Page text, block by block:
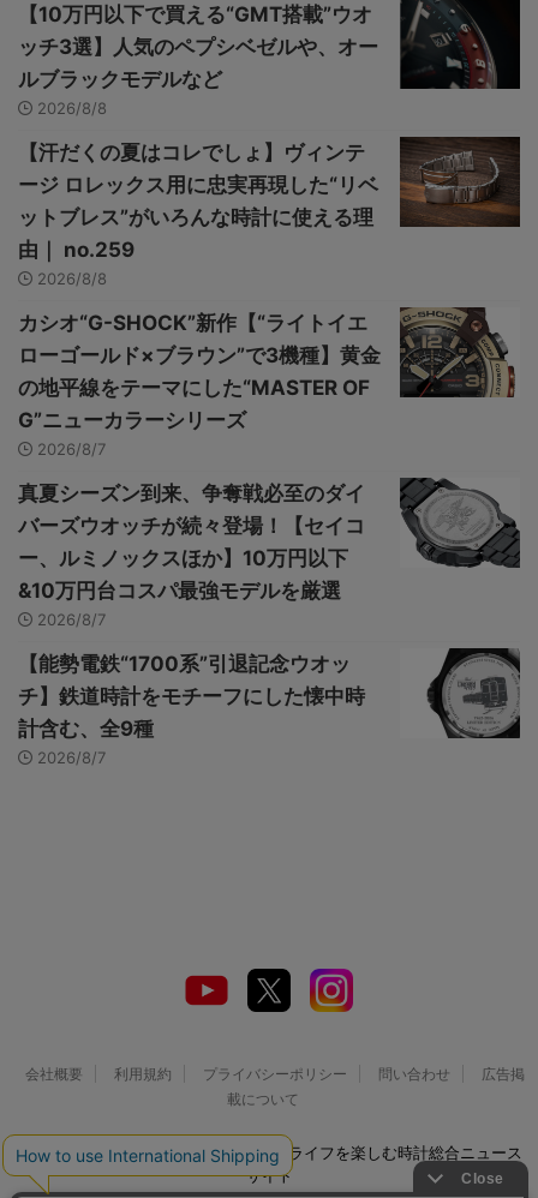
【10万円以下で買える“GMT搭載”ウオ
ッチ3選】人気のペプシベゼルや、オー
ルブラックモデルなど
2026/8/8
【汗だくの夏はコレでしょ】ヴィンテ
ージ ロレックス用に忠実再現した“リベ
ットブレス”がいろんな時計に使える理
由｜ no.259
2026/8/8
カシオ“G-SHOCK”新作【“ライトイエ
ローゴールド×ブラウン”で3機種】黄金
の地平線をテーマにした“MASTER OF
G”ニューカラーシリーズ
2026/8/7
真夏シーズン到来、争奪戦必至のダイ
バーズウオッチが続々登場！【セイコ
ー、ルミノックスほか】10万円以下
&10万円台コスパ最強モデルを厳選
2026/8/7
【能勢電鉄“1700系”引退記念ウオッ
チ】鉄道時計をモチーフにした懐中時
計含む、全9種
2026/8/7
会社概要 利用規約 プライバシーポリシー 問い合わせ
広告掲
載について
© 2026 Watch LIFE NEWS｜ウオッチライフを楽しむ時計総合ニュース
サイト